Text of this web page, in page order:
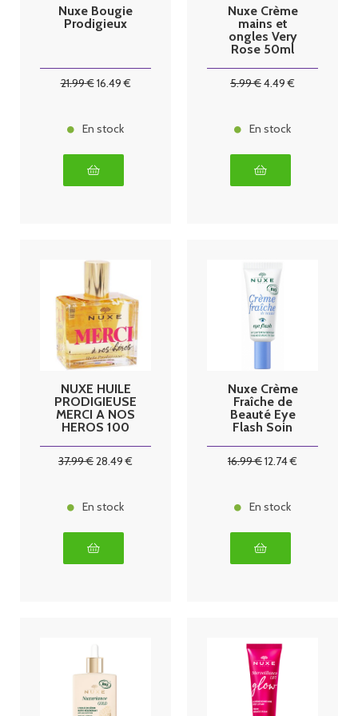
Nuxe Bougie
Prodigieux
21.99€16.49€
En stock
Nuxe Crème
mains et
ongles Very
Rose 50ml
5.99€4.49 €
En stock
NUXE HUILE
PRODIGIEUSE
MERCI A NOS
HEROS 100
37.99€28.49 €
En stock
Nuxe Crème
Fraîche de
Beauté Eye
Flash Soin
16.99€12.74€
En stock